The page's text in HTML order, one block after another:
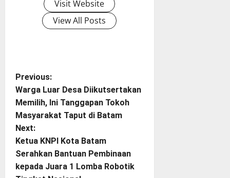
Visit Website
View All Posts
P
o
s
t
n
Previous:
Warga Luar Desa Diikutsertakan
Memilih, Ini Tanggapan Tokoh
Masyarakat Taput di Batam
Next:
Ketua KNPI Kota Batam
Serahkan Bantuan Pembinaan
kepada Juara 1 Lomba Robotik